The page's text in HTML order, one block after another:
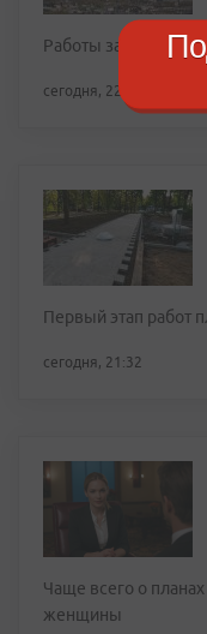
Работы завершат
сегодня, 22:29
Первый этап работ
сегодня, 21:32
Чаще всего о
женщины